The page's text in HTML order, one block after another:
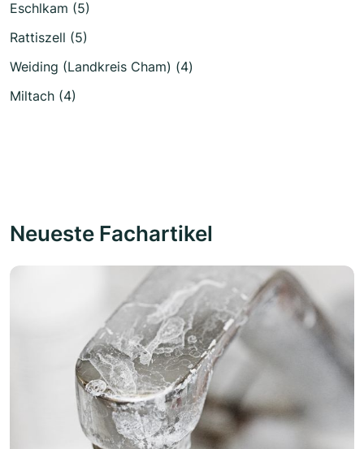
Eschlkam (5)
Rattiszell (5)
Weiding (Landkreis Cham) (4)
Miltach (4)
Neueste Fachartikel